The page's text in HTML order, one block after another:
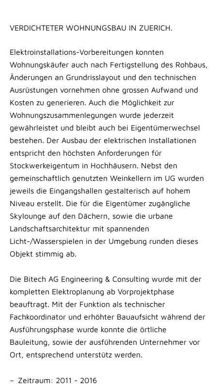
VERDICHTETER WOHNUNGSBAU IN ZUERICH.
Elektroinstallations-Vorbereitungen konnten
Wohnungskäufer auch nach Fertigstellung des Rohbaus,
Änderungen an Grundrisslayout und den technischen
Ausrüstungen vornehmen ohne grossen Aufwand und
Kosten zu generieren. Auch die Möglichkeit zur
Wohnungszusammenlegungen wurde jederzeit
gewährleistet und bleibt auch bei Eigentümerwechsel
bestehen. Der Ausbau der elektrischen Installationen
entspricht den höchsten Anforderungen für
Stockwerkeigentum in Hochhäusern. Nebst den
gemeinschaftlich genutzten Weinkellern im UG wurden
jeweils die Eingangshallen gestalterisch auf hohem
Niveau erstellt. Die für die Eigentümer zugängliche
Skylounge auf den Dächern, sowie die urbane
Landschaftsarchitektur mit spannenden
Licht-/Wasserspielen in der Umgebung runden dieses
Objekt stimmig ab.
Die Bitech AG Engineering & Consulting wurde mit der
kompletten Elektroplanung ab Vorprojektphase
beauftragt. Mit der Funktion als technischer
Fachkoordinator und erhöhter Bauaufsicht während der
Ausführungsphase wurde konnte die örtliche
Bauleitung, sowie der ausführenden Unternehmer vor
Ort, entsprechend unterstütz werden.
Zeitraum: 2011 - 2016